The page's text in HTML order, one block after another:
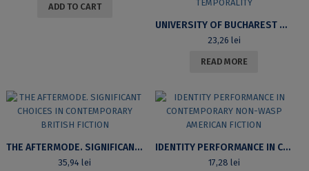
ADD TO CART
UNIVERSITY OF BUCHAREST REVIEW. A JOURNAL OF LITERARY AND CULTURAL STUDIES, VOLUME XI, NO. 1, 2009, DURABILITY AND TRANSIENCE. CULTURAL BORDERS OF TEMPORALITY
23,26 lei
READ MORE
THE AFTERMODE. SIGNIFICANT CHOICES IN CONTEMPORARY BRITISH FICTION
35,94lei
IDENTITY PERFORMANCE IN CONTEMPORARY NON-WASP AMERICAN FICTION
17,28 lei